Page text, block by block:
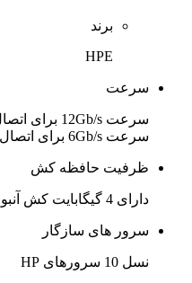
برند
HPE
سرعت
سرعت 12Gb/s برای اتصال SAS
سرعت 6Gb/s برای اتصال SATA
ظرفیت حافظه کش
دارای 4 گیگابایت کش آنبورد
سرور های سازگار
نسل 10 سرورهای HP